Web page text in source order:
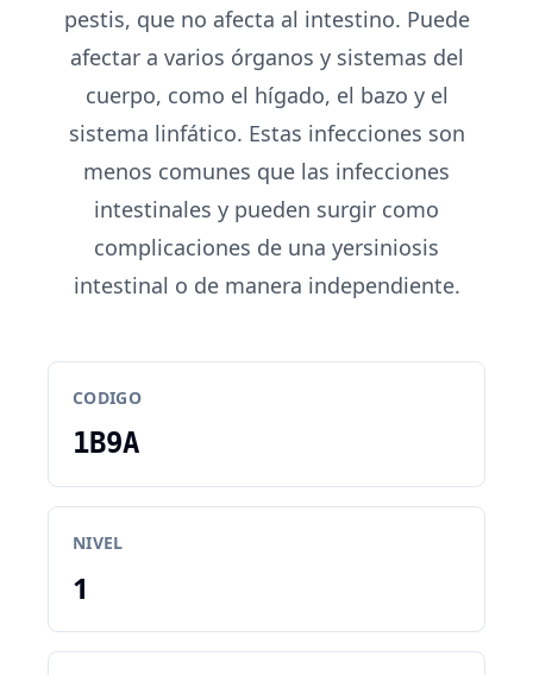
pestis, que no afecta al intestino. Puede
afectar a varios órganos y sistemas del
cuerpo, como el hígado, el bazo y el
sistema linfático. Estas infecciones son
menos comunes que las infecciones
intestinales y pueden surgir como
complicaciones de una yersiniosis
intestinal o de manera independiente.
CODIGO
1B9A
NIVEL
1